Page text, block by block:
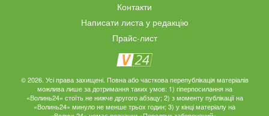
Громаду на Волині відключать від світла: відомі дати
Українців попереджають про аномалію 6 серпня
На Волині підтвердили загибель Героя, який рік
вважався зниклим безвісти
05 СЕРПНЯ
У Луцьку зафіксували аномалію
Контакти
Написати листа у редакцію
Прайс-лист
© 2026. Усі права захищені. Повна або часткова перепублікація матеріалів
можлива лише за дотримання таких умов: 1) гіперпосилання на
«Волинь24» стоїть не нижче другого абзацу; 2) з моменту публікації на
«Волинь24» минуло не менше трьох годин; 3) у кінці матеріалу на